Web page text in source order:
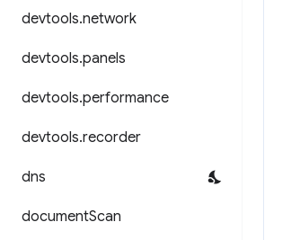
devtools.network
devtools.panels
devtools.performance
devtools.recorder
dns
documentScan